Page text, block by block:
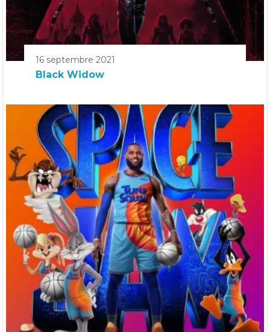
16 septembre 2021
Black Widow